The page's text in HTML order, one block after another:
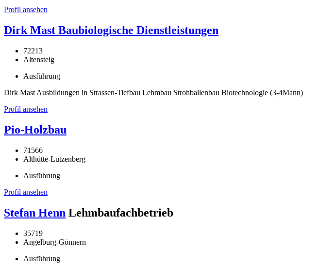
Profil ansehen
Dirk Mast Baubiologische Dienstleistungen
72213
Altensteig
Ausführung
Dirk Mast Ausbildungen in Strassen-Tiefbau Lehmbau Strohballenbau Biotechnologie (3-4Mann)
Profil ansehen
Pio-Holzbau
71566
Althütte-Lutzenberg
Ausführung
Profil ansehen
Stefan Henn Lehmbaufachbetrieb
35719
Angelburg-Gönnern
Ausführung